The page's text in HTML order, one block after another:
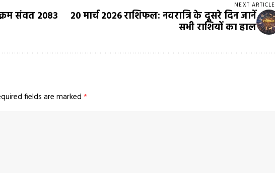
संवत 2083
NEXT ARTICLE
20 मार्च 2026 राशिफल: नवरात्रि के दूसरे दिन जानें
सभी राशियों का हाल
fields are marked *